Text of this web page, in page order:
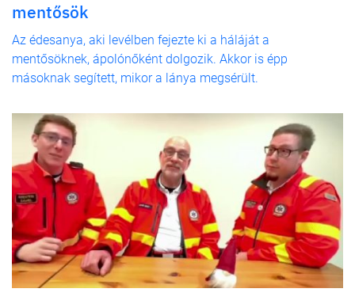
mentősök
Az édesanya, aki levélben fejezte ki a háláját a
mentősöknek, ápolónőként dolgozik. Akkor is épp
másoknak segített, mikor a lánya megsérült.